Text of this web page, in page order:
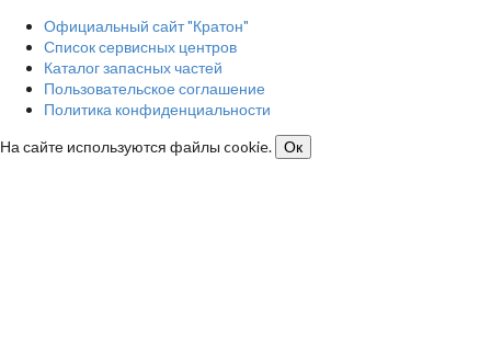
Официальный сайт "Кратон"
Список сервисных центров
Каталог запасных частей
Пользовательское соглашение
Политика конфиденциальности
На сайте используются файлы cookie.
Ок